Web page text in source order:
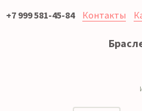
+7 999 581-45-84 Контакты